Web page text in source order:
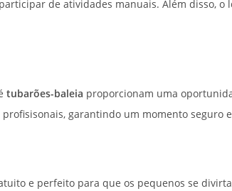
de atividades manuais. Além disso, o
tubarões-baleia proporcionam uma
garantindo um momento seguro
e perfeito para que os pequenos se